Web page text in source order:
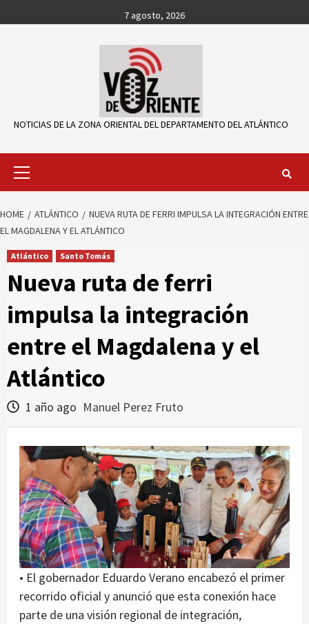
to
7 agosto, 2026
NOTICIAS DE LA ZONA ORIENTAL DEL DEPARTAMENTO DEL ATLÁNTICO
Primary
HOME ATLÁNTICO
NUEVA RUTA DE FERRI IMPULSA LA INTEGRACIÓN ENTRE
EL MAGDALENA Y EL ATLÁNTICO
Atlántico Santo Tomás
Nueva ruta de ferri
impulsa la integración
entre el Magdalena y el
Atlántico
1 año ago Manuel Perez Fruto
• El gobernador Eduardo Verano encabezó el primer
recorrido oficial y anunció que esta conexión hace
parte de una visión regional de integración,